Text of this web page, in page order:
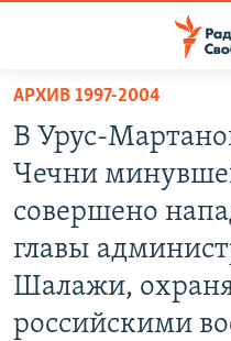
упрощенного
доступа
Вернуться
основному
содержанию
Вернутся
главной
ПОДКАСТЫ
АВТОРСКИЕ ПРОЕКТЫ
МНЕНИЯ
КУЛЬТУРА
АРХИВ 1997-2004
В Урус-
Чечни
совершено
главы
Шалажи,
российскими